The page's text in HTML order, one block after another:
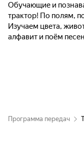
Обучающие и
трактор! По полям,
Изучаем цвета,
алфавит и поём
Программа передач